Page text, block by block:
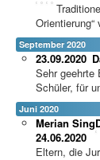
September 2020
23.09.2020
Sehr geehrte
Schüler, für
Juni 2020
Merian
24.06.2020
Eltern, die